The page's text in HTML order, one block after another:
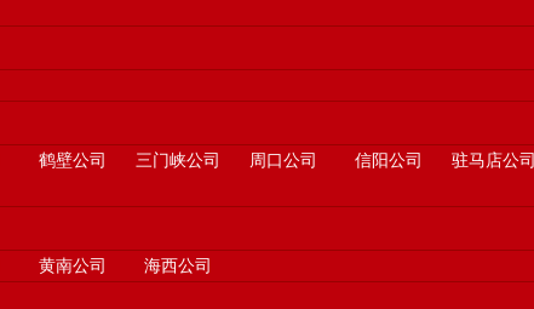
鹤壁公司 三门峡公司 周口公司 信阳公司 驻马店公司
黄南公司 海西公司